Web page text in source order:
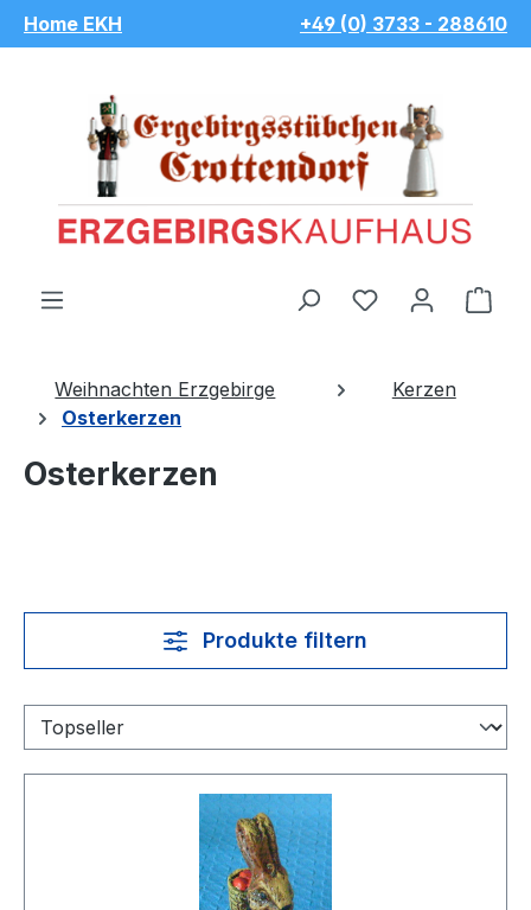
Zum Hauptinhalt springen
Home EKH +49 (0) 3733 - 288610
Du hast 0
Weihnachten Erzgebirge
Kerzen
Osterkerzen
Osterkerzen
Produkte filtern